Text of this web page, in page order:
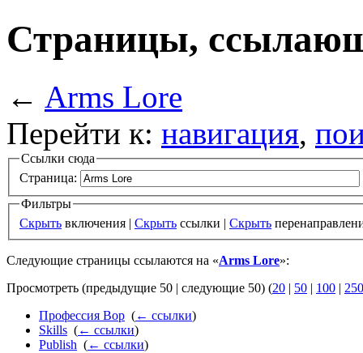
Страницы,
← Arms Lore
Перейти к: навигация,
Ссылки сюда
Страница:
Фильтры
Скрыть включения | Скрыть ссылки | Скрыть
Следующие страницы ссылаются на «Arms Lore»:
Просмотреть (предыдущие 50 | следующие 50) (20 | 50 | 100 | 250
Профессия Вор (← ссылки)
Skills (← ссылки)
Publish (← ссылки)